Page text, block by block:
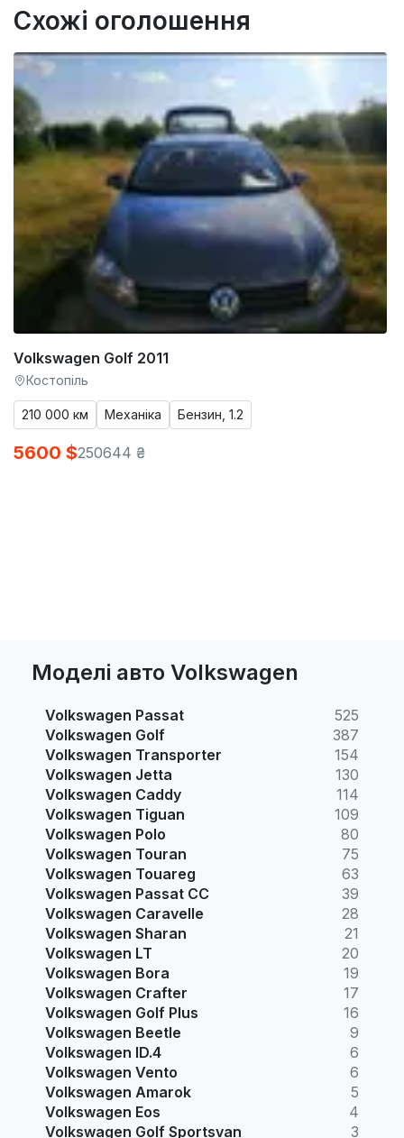
Схожі оголошення
Volkswagen Golf 2011
Костопіль
210 000 км Механіка Бензин, 1.2
5600 $250644 ₴
Моделі авто Volkswagen
Volkswagen Passat
525
Volkswagen Golf
387
Volkswagen Transporter
154
Volkswagen Jetta
130
Volkswagen Caddy
114
Volkswagen Tiguan
109
Volkswagen Polo
80
Volkswagen Touran
75
Volkswagen Touareg
63
Volkswagen Passat CC
39
Volkswagen Caravelle
28
Volkswagen Sharan
21
Volkswagen LT
20
Volkswagen Bora
19
Volkswagen Crafter
17
Volkswagen Golf Plus
16
Volkswagen Beetle
9
Volkswagen ID.4
6
Volkswagen Vento
6
Volkswagen Amarok
5
Volkswagen Eos
4
Volkswagen Golf Sportsvan
3